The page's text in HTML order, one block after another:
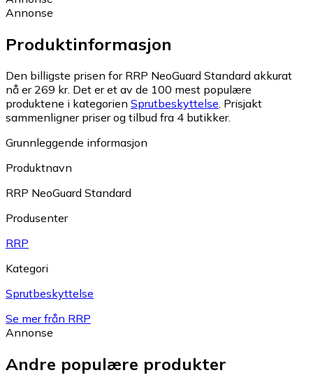
Annonse
Produktinformasjon
Den billigste prisen for RRP NeoGuard Standard akkurat
nå er 269 kr. Det er et av de 100 mest populære
produktene i kategorien Sprutbeskyttelse. Prisjakt
sammenligner priser og tilbud fra 4 butikker.
Grunnleggende informasjon
Produktnavn
RRP NeoGuard Standard
Produsenter
RRP
Kategori
Sprutbeskyttelse
Se mer från RRP
Annonse
Andre populære produkter